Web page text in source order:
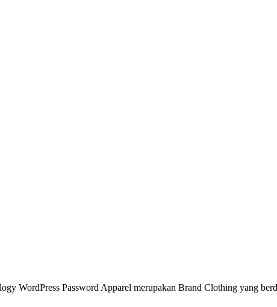
WordPress Password Apparel merupakan Brand Clothing yang